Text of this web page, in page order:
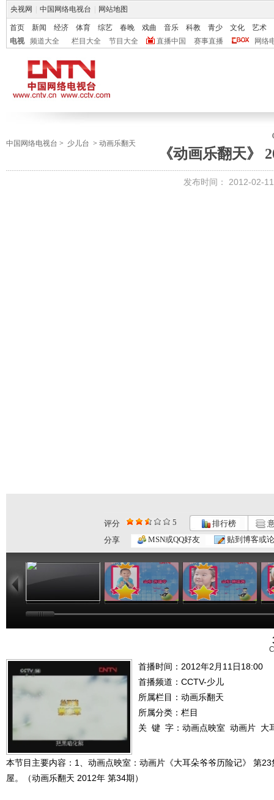
央视网 中国网络电视台 网站地图
首页 新闻 经济 体育 综艺 春晚 戏曲 音乐 科教 青少 文化
艺术
电视
频道大全 栏目大全 节目大全 直播中国 赛事直播 网络
中国网络电视台 > 少儿台 > 动画乐翻天
《动画乐翻天》
发布时间： 2012-02-
评分 5 排行榜
分享
MSN或QQ好友 贴到博客或
01:03
动画乐翻天...
01:03
动画乐翻天...
01:03
首播时间：2012年2月11日18:00
首播频道： CCTV-少儿
所属栏目： 动画乐翻天
所属分类：栏目
关 键 字： 动画点映室 动画片 大
本节目主要内容：1、动画点映室：动画片《大耳朵爷爷历险记》 第
屋。（动画乐翻天 2012年 第34期）